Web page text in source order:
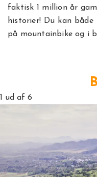
faktisk 1 million år
historier! Du kan
på mountainbike og i
1 ud af 6